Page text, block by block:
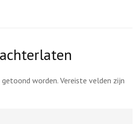
worden. Vereiste velden zijn